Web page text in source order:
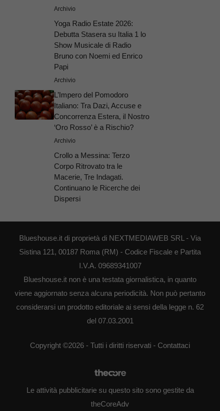
Archivio
Yoga Radio Estate 2026:
Debutta Stasera su Italia 1 lo
Show Musicale di Radio
Bruno con Noemi ed Enrico
Papi
Archivio
L’Impero del Pomodoro
Italiano: Tra Dazi, Accuse e
Concorrenza Estera, il Nostro
‘Oro Rosso’ è a Rischio?
Archivio
Crollo a Messina: Terzo
Corpo Ritrovato tra le
Macerie, Tre Indagati.
Continuano le Ricerche dei
Dispersi
Blueshouse.it di proprietà di NEXTMEDIAWEB SRL - Via
Sistina 121, 00187 Roma (RM) - Codice Fiscale e Partita
I.V.A. 09689341007
Blueshouse.it non è una testata giornalistica, in quanto
viene aggiornato senza alcuna periodicità. Non può pertanto
considerarsi un prodotto editoriale ai sensi della legge n. 62
del 07.03.2001
Copyright ©2026 - Tutti i diritti riservati - Contattaci
Le attività pubblicitarie su questo sito sono gestite da
theCoreAdv